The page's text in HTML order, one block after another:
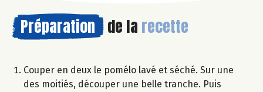
Préparation de la recette
Couper en deux le pomélo lavé et séché. Sur une
des moitiés, découper une belle tranche. Puis